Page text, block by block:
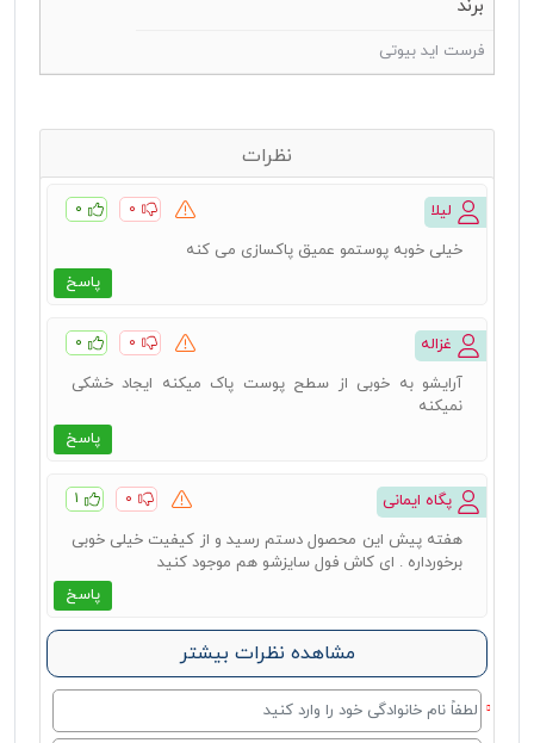
برند
فرست اید بیوتی
نظرات
لیلا ۰ ۰
پاسخ
خیلی خوبه پوستمو عمیق پاکسازی می کنه
غزاله ۰ ۰
پاسخ
آرایشو به خوبی از سطح پوست پاک میکنه ایجاد خشکی
نمیکنه
پگاه ایمانی ۰ ۱
پاسخ
هفته پیش این محصول دستم رسید و از کیفیت خیلی خوبی
برخورداره . ای کاش فول سایزشو هم موجود کنید
مشاهده نظرات بیشتر